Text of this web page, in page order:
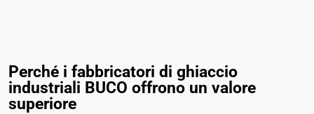
Perché i fabbricatori di ghiaccio
industriali BUCO offrono un valore
superiore